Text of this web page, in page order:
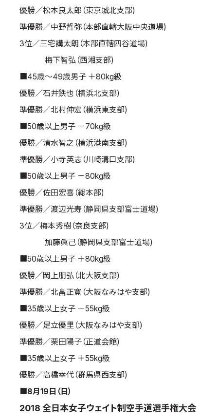
優勝／松本良太郎（東京城北支部)
準優勝／中野哲弥（本部直轄大阪中央道場)
3位／三宅講太朗（本部直轄四谷道場)
梅下智弘（西湘支部)
■45歳～49歳男子 ＋80kg級
優勝／石井鉄也（横浜北支部)
準優勝／北村伸宏（横浜東支部)
■50歳以上男子 －70kg級
優勝／清水智之（横浜港南支部)
準優勝／小寺英志（川崎溝口支部)
■50歳以上男子 －80kg級
優勝／佐田宏喜（総本部)
準優勝／渡辺光寿（静岡県支部富士道場)
3位／梅本秀樹（奈良支部)
加藤眞己（静岡県支部富士道場)
■50歳以上男子 ＋80kg級
優勝／岡上朋弘（北大阪支部)
準優勝／北畠正寛（大阪なみはや支部)
■35歳以上女子 －55kg級
優勝／足立優里（大阪なみはや支部)
準優勝／栗田陽子（正道会館)
■35歳以上女子 ＋55kg級
優勝／高橋幸代（群馬県西支部)
■8月19日（日）
2018 全日本女子ウェイト制空手道選手権大会